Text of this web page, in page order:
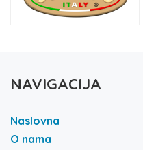
NAVIGACIJA
Naslovna
O nama